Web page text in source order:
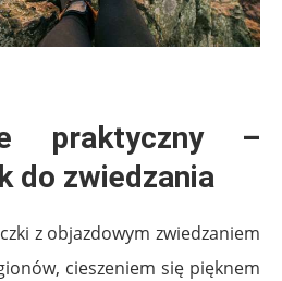
praktyczny –
do zwiedzania
z objazdowym zwiedzaniem
cieszeniem się pięknem